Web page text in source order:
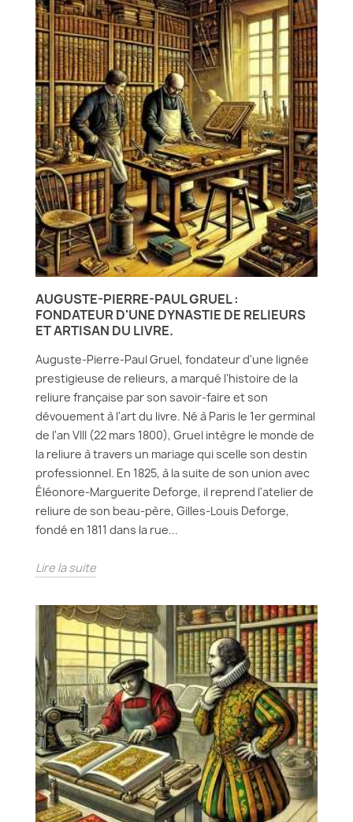
AUGUSTE-PIERRE-PAUL GRUEL :
FONDATEUR D'UNE DYNASTIE DE RELIEURS
ET ARTISAN DU LIVRE.
Auguste-Pierre-Paul Gruel, fondateur d'une lignée
prestigieuse de relieurs, a marqué l'histoire de la
reliure française par son savoir-faire et son
dévouement à l'art du livre. Né à Paris le 1er germinal
de l'an VIII (22 mars 1800), Gruel intègre le monde de
la reliure à travers un mariage qui scelle son destin
professionnel. En 1825, à la suite de son union avec
Éléonore-Marguerite Deforge, il reprend l'atelier de
reliure de son beau-père, Gilles-Louis Deforge,
fondé en 1811 dans la rue...
Lire la suite